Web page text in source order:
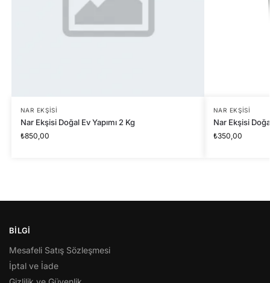
NAR EKŞISI
Nar Ekşisi Doğal Ev Yapımı 2 Kg
₺850,00
NAR EKŞISI
Nar Ekşisi
₺350,00
BİLGİ
Mesafeli Satış Sözleşmesi
İptal ve İade